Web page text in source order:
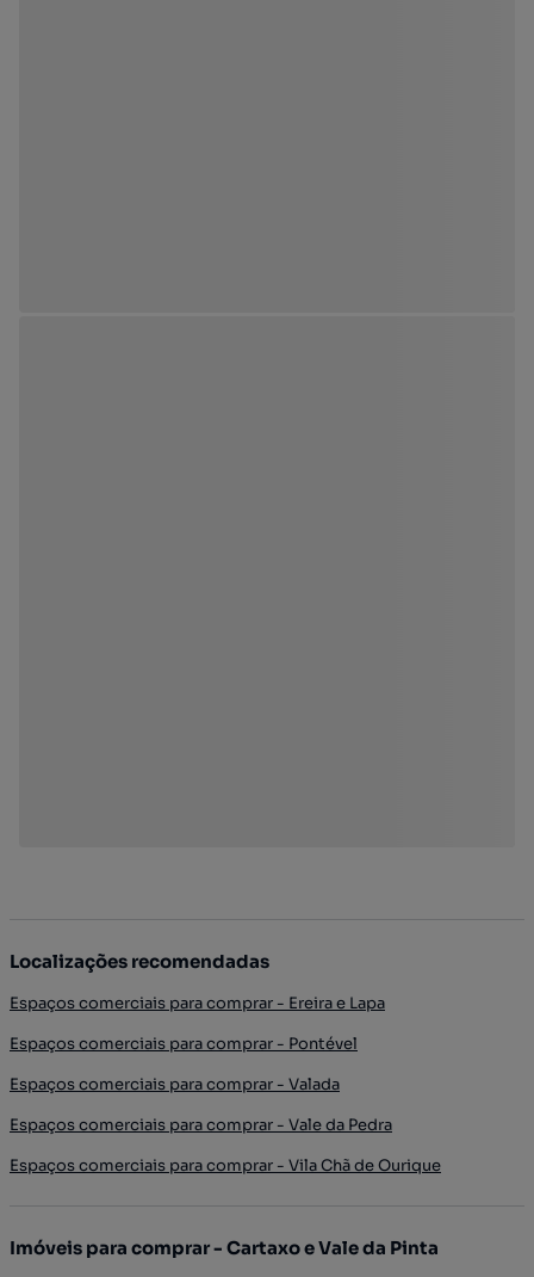
Localizações recomendadas
Espaços comerciais para comprar - Ereira e Lapa
Espaços comerciais para comprar - Pontével
Espaços comerciais para comprar - Valada
Espaços comerciais para comprar - Vale da Pedra
Espaços comerciais para comprar - Vila Chã de Ourique
Imóveis para comprar - Cartaxo e Vale da Pinta